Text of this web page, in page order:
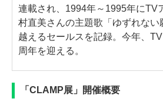
連載され、1994年～1995年にTV
村直美さんの主題歌「ゆずれない
越えるセールスを記録。今年、
周年を迎える。
「CLAMP展」開催概要